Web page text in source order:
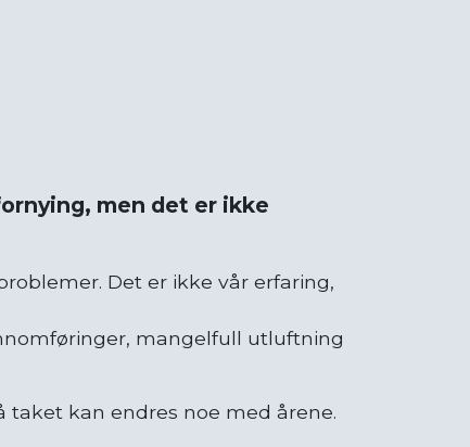
men det er ikke
Det er ikke vår erfaring,
mangelfull utluftning
taket kan endres noe med årene.